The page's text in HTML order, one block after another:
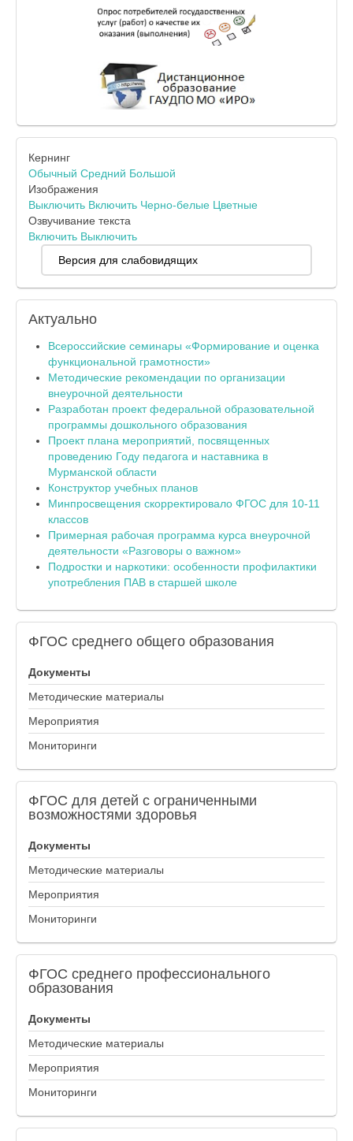
Кернинг
Обычный Средний Большой
Изображения
Выключить Включить Черно-белые Цветные
Озвучивание текста
Включить Выключить
Версия для слабовидящих
Актуально
Всероссийские семинары «Формирование и оценка
функциональной грамотности»
Методические рекомендации по организации
внеурочной деятельности
Разработан проект федеральной образовательной
программы дошкольного образования
Проект плана мероприятий, посвященных
проведению Году педагога и наставника в
Мурманской области
Конструктор учебных планов
Минпросвещения скорректировало ФГОС для 10-11
классов
Примерная рабочая программа курса внеурочной
деятельности «Разговоры о важном»
Подростки и наркотики: особенности профилактики
употребления ПАВ в старшей школе
ФГОС среднего общего образования
Документы
Методические материалы
Мероприятия
Мониторинги
ФГОС для детей с ограниченными
возможностями здоровья
Документы
Методические материалы
Мероприятия
Мониторинги
ФГОС среднего профессионального
образования
Документы
Методические материалы
Мероприятия
Мониторинги